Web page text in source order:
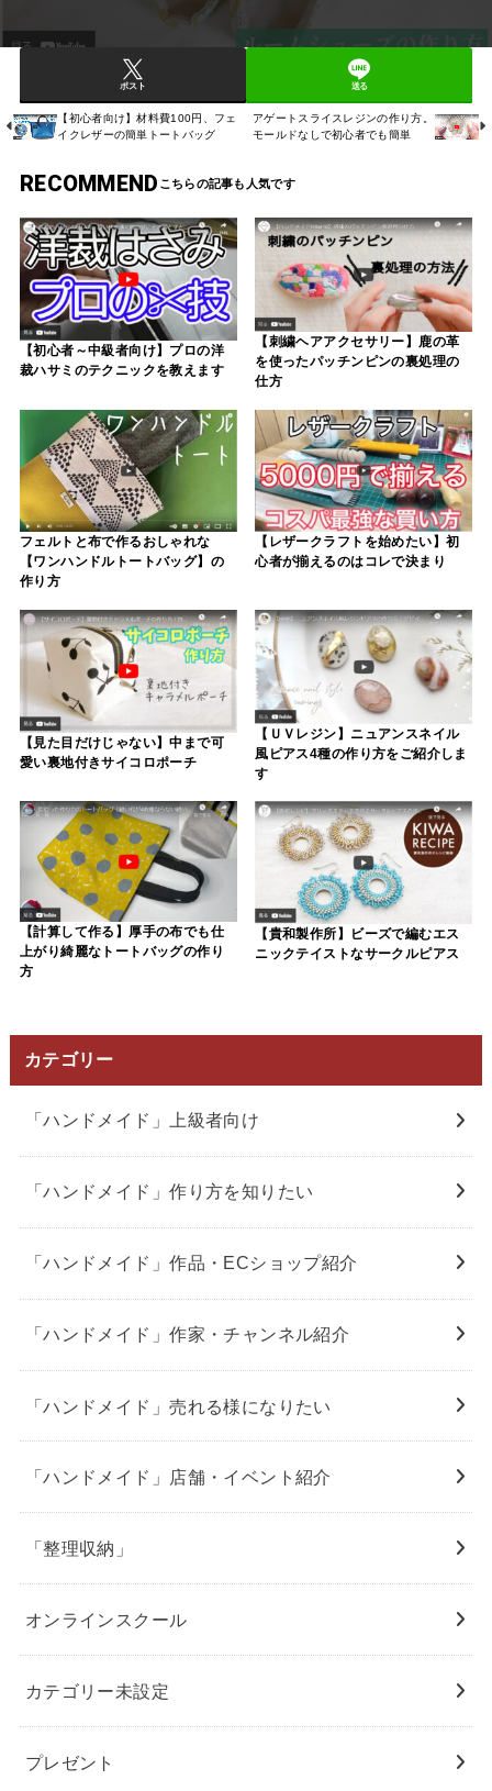
ポスト 送る
【初心者向け】材料費100円、フェ
イクレザーの簡単トートバッグ
アゲートスライスレジンの作り方。
モールドなしで初心者でも簡単
RECOMMEND
【初心者～中級者向け】プロの洋
裁ハサミのテクニックを教えます
【刺繍ヘアアクセサリー】鹿の革
を使ったパッチンピンの裏処理の
仕方
フェルトと布で作るおしゃれな
【ワンハンドルトートバッグ】の
作り方
【レザークラフトを始めたい】初
心者が揃えるのはコレで決まり
【見た目だけじゃない】中まで可
愛い裏地付きサイコロポーチ
【ＵＶレジン】ニュアンスネイル
風ピアス4種の作り方をご紹介しま
す
【計算して作る】厚手の布でも仕
上がり綺麗なトートバッグの作り
方
【貴和製作所】ビーズで編むエス
ニックテイストなサークルピアス
カテゴリー
「ハンドメイド」上級者向け
「ハンドメイド」作り方を知りたい
「ハンドメイド」作品・ECショップ紹介
「ハンドメイド」作家・チャンネル紹介
「ハンドメイド」売れる様になりたい
「ハンドメイド」店舗・イベント紹介
「整理収納」
オンラインスクール
カテゴリー未設定
プレゼント